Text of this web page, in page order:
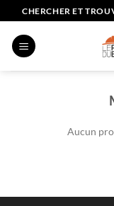
Passer
au
contenu
CHERCHER ET
Aucun